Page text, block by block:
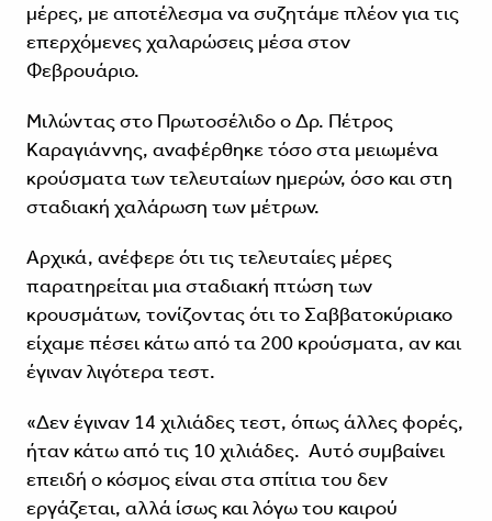
μέρες, με αποτέλεσμα να συζητάμε πλέον για τις
επερχόμενες χαλαρώσεις μέσα στον
Φεβρουάριο.
Μιλώντας στο Πρωτοσέλιδο ο Δρ. Πέτρος
Καραγιάννης, αναφέρθηκε τόσο στα μειωμένα
κρούσματα των τελευταίων ημερών, όσο και στη
σταδιακή χαλάρωση των μέτρων.
Αρχικά, ανέφερε ότι τις τελευταίες μέρες
παρατηρείται μια σταδιακή πτώση των
κρουσμάτων, τονίζοντας ότι το Σαββατοκύριακο
είχαμε πέσει κάτω από τα 200 κρούσματα, αν και
έγιναν λιγότερα τεστ.
«Δεν έγιναν 14 χιλιάδες τεστ, όπως άλλες φορές,
ήταν κάτω από τις 10 χιλιάδες. Αυτό συμβαίνει
επειδή ο κόσμος είναι στα σπίτια του δεν
εργάζεται, αλλά ίσως και λόγω του καιρού